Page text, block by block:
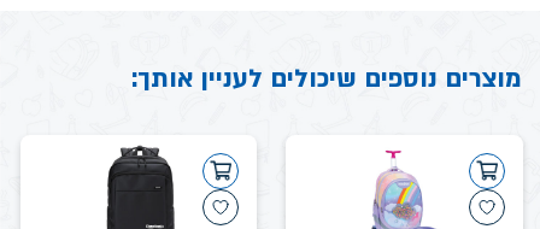
מוצרים נוספים שיכולים לעניין אותך: